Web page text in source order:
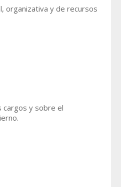
organizativa y de recursos
cargos y sobre el